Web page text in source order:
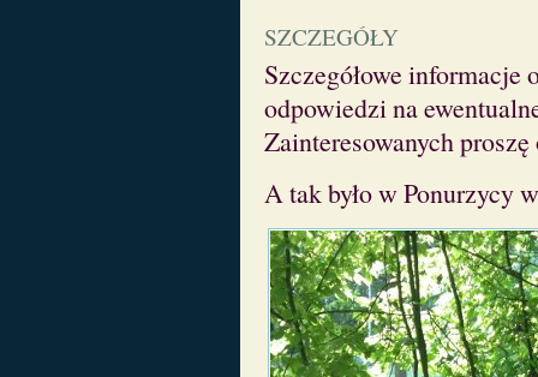
SZCZEGÓŁY
Szczegółowe informacje
odpowiedzi na
Zainteresowanych
A tak było w Ponurzycy